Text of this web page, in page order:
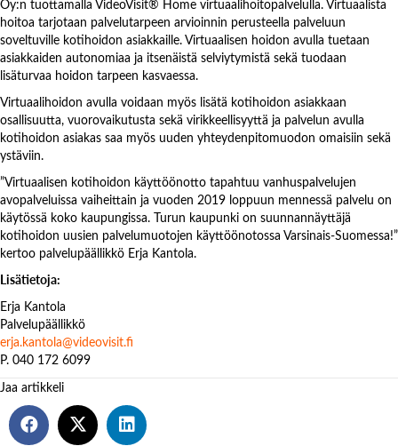
Oy:n tuottamalla VideoVisit® Home virtuaalihoitopalvelulla. Virtuaalista
hoitoa tarjotaan palvelutarpeen arvioinnin perusteella palveluun
soveltuville kotihoidon asiakkaille. Virtuaalisen hoidon avulla tuetaan
asiakkaiden autonomiaa ja itsenäistä selviytymistä sekä tuodaan
lisäturvaa hoidon tarpeen kasvaessa.
Virtuaalihoidon avulla voidaan myös lisätä kotihoidon asiakkaan
osallisuutta, vuorovaikutusta sekä virikkeellisyyttä ja palvelun avulla
kotihoidon asiakas saa myös uuden yhteydenpitomuodon omaisiin sekä
ystäviin.
”Virtuaalisen kotihoidon käyttöönotto tapahtuu vanhuspalvelujen
avopalveluissa vaiheittain ja vuoden 2019 loppuun mennessä palvelu on
käytössä koko kaupungissa. Turun kaupunki on suunnannäyttäjä
kotihoidon uusien palvelumuotojen käyttöönotossa Varsinais-Suomessa!”
kertoo palvelupäällikkö Erja Kantola.
Lisätietoja:
Erja Kantola
Palvelupäällikkö
erja.kantola@videovisit.fi
P. 040 172 6099
Jaa artikkeli